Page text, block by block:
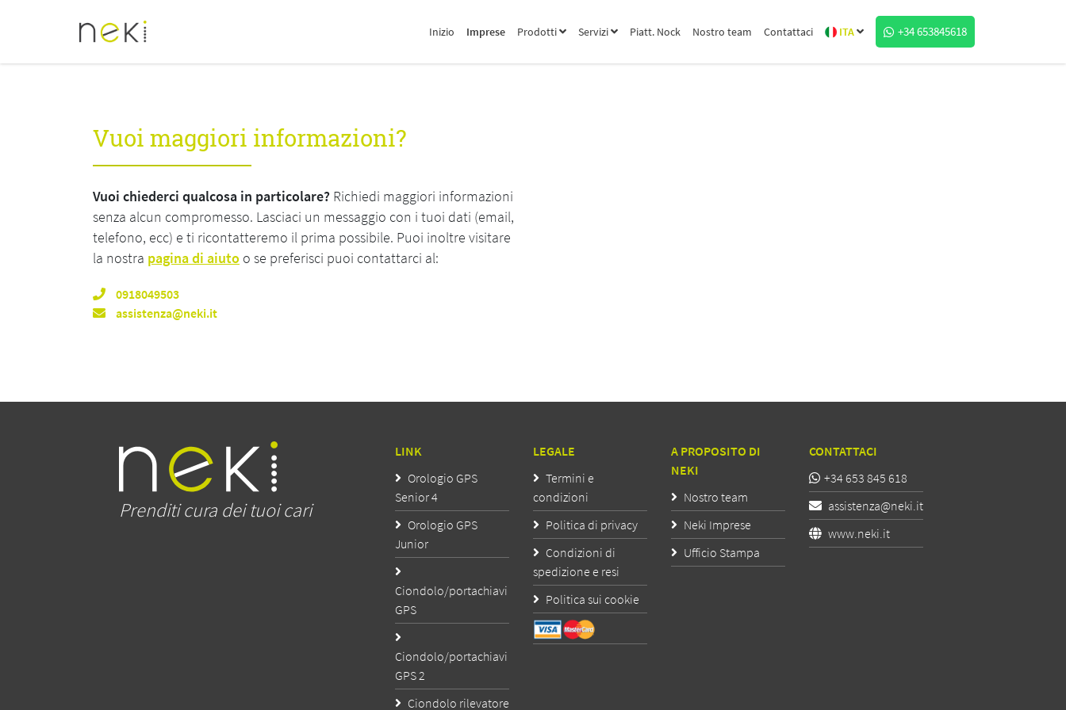
Inizio Imprese Prodotti Servizi Piatt. Nock Nostro team Contattaci ITA +34 653845618
Vuoi maggiori informazioni?
Vuoi chiederci qualcosa in particolare? Richiedi maggiori informazioni
senza alcun compromesso. Lasciaci un messaggio con i tuoi dati (email,
telefono, ecc) e ti ricontatteremo il prima possibile. Puoi inoltre visitare
la nostra pagina di aiuto o se preferisci puoi contattarci al:
0918049503
assistenza@neki.it
Prenditi cura dei tuoi cari
LINK
Orologio GPS
Senior 4
Orologio GPS
Junior
Ciondolo/portachiavi
GPS
Ciondolo/portachiavi
GPS 2
Ciondolo rilevatore
LEGALE
Termini e
condizioni
Politica di privacy
Condizioni di
spedizione e resi
Politica sui cookie
A PROPOSITO DI
NEKI
Nostro team
Neki Imprese
Ufficio Stampa
CONTATTACI
+34 653 845 618
assistenza@neki.it
www.neki.it